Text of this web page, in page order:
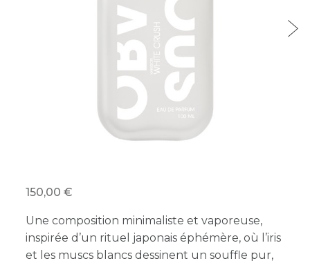
150,00
Une composition minimaliste et vaporeuse,
inspirée d’un rituel japonais éphémère, où l’iris
et les muscs blancs dessinent un souffle pur,